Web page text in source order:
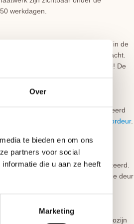
Over
te bieden en om ons
partners voor social
die u aan ze heeft
Marketing
werkdagen.
een 3-puntsluiting of een valdorpel in de
een standaard hoogte aangebracht.
de onderzijde van de deur. Let op! De
wordt gemonteerd
meestal geplaatst op een
voordeur.
eendeurkrukwordt gemonteerd.
of balkondeur. De infrezing in de deur
zowel in de deur als op het kozijn